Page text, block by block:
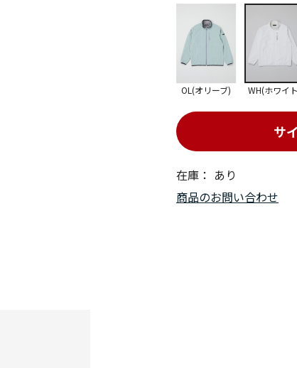
在庫： あり
サ
OL(オリーブ) WH(ホワイ
商品のお問い合わせ